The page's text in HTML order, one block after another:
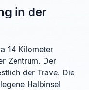
in der
14 Kilometer
Zentrum. Der
der Trave. Die
Halbinsel